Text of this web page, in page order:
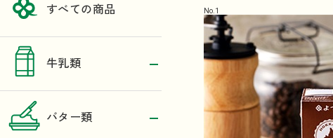
すべての商品
牛乳類
バター類
No. 1